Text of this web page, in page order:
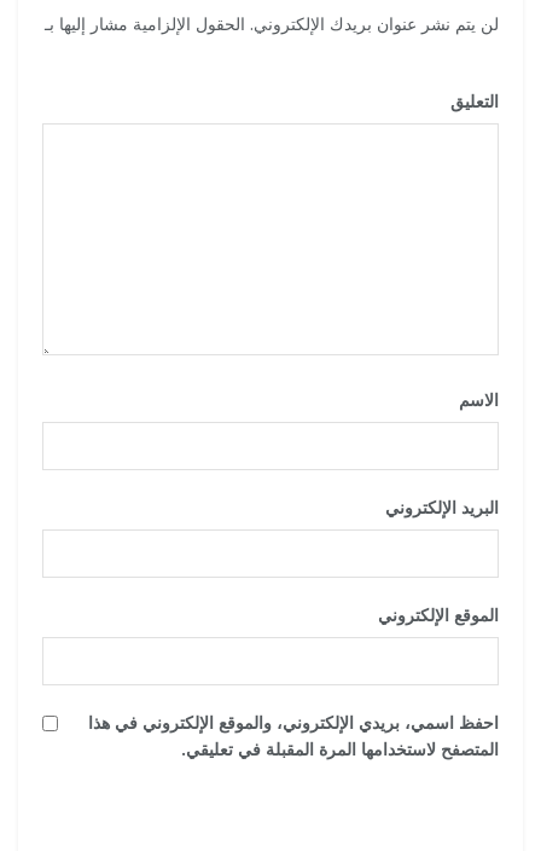
لن يتم نشر عنوان بريدك الإلكتروني. الحقول الإلزامية مشار إليها بـ
التعليق
الاسم
البريد الإلكتروني
الموقع الإلكتروني
احفظ اسمي، بريدي الإلكتروني، والموقع الإلكتروني في هذا
المتصفح لاستخدامها المرة المقبلة في تعليقي.